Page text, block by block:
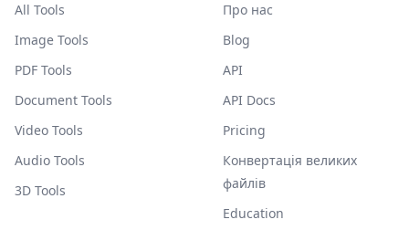
All Tools
Image Tools
PDF Tools
Document Tools
Video Tools
Audio Tools
3D Tools
Про нас
Blog
API
API Docs
Pricing
Конвертація великих
файлів
Education